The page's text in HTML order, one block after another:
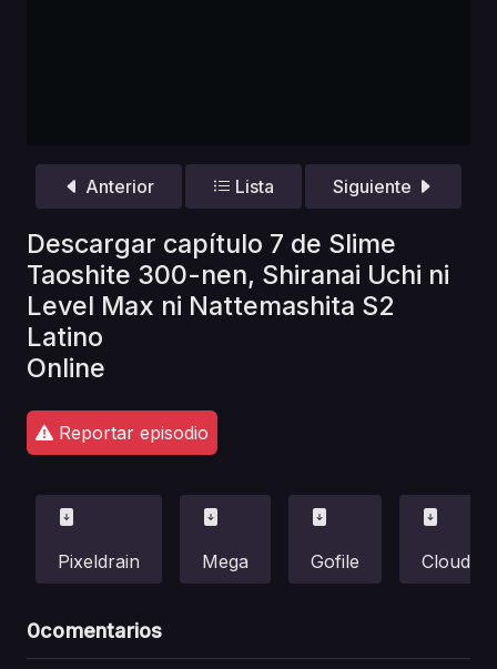
Anterior Lista Siguiente
Descargar capítulo 7 de Slime
Taoshite 300-nen, Shiranai Uchi ni
Level Max ni Nattemashita S2
Latino
Online
Reportar episodio
Pixeldrain Mega Gofile Cloud
0comentarios